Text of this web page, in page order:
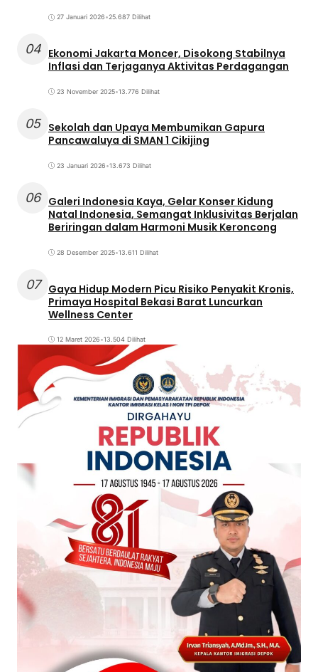
27 Januari 2026•25.687 Dilihat
04 Ekonomi Jakarta Moncer, Disokong Stabilnya
Inflasi dan Terjaganya Aktivitas Perdagangan
23 November 2025•13.776 Dilihat
05 Sekolah dan Upaya Membumikan Gapura
Pancawaluya di SMAN 1 Cikijing
23 Januari 2026•13.673 Dilihat
06 Galeri Indonesia Kaya, Gelar Konser Kidung
Natal Indonesia, Semangat Inklusivitas Berjalan
Beriringan dalam Harmoni Musik Keroncong
28 Desember 2025•13.611 Dilihat
07
Gaya Hidup Modern Picu Risiko Penyakit Kronis,
Primaya Hospital Bekasi Barat Luncurkan
Wellness Center
12 Maret 2026•13.504 Dilihat